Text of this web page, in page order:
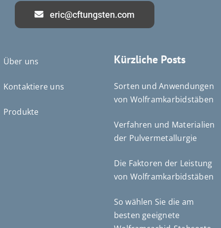
eric@cftungsten.com
Über uns
Kontaktiere uns
Produkte
Kürzliche Posts
Sorten und Anwendungen
von Wolframkarbidstäben
Verfahren und Materialien
der Pulvermetallurgie
Die Faktoren der Leistung
von Wolframkarbidstäben
So wählen Sie die am
besten geeignete
Türkçe
Bahasa Indonesia
Português do Brasil